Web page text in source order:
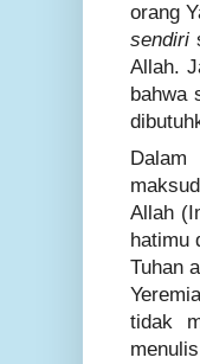
orang
sendiri
Allah.
bahwa
Allah
hatimu
Tuhan
tidak